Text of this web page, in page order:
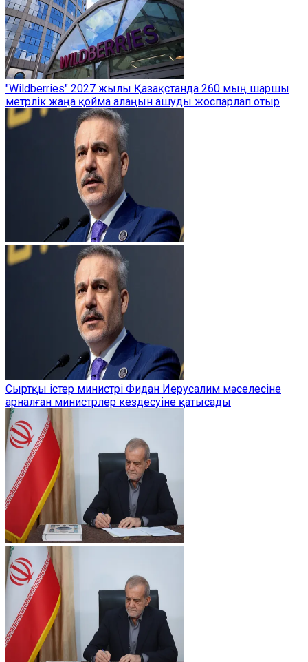
"Wildberries" 2027 жылы Қазақстанда 260 мың шаршы
метрлік жаңа қойма алаңын ашуды жоспарлап отыр
Сыртқы істер министрі Фидан Иерусалим мәселесіне
арналған министрлер кездесуіне қатысады